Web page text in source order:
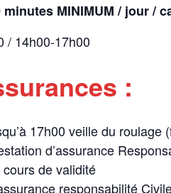
MINIMUM / jour /
/ 14h00-17h00
:
17h00 veille du roulage
d’assurance
de validité
responsabilité